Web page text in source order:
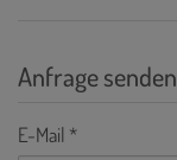
Anfrage senden
E-Mail